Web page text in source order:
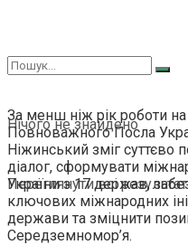
Нічого не знайдено
Переглянути всі
За менш ніж рік роботи
Повноважного Посла
Ніжинський зміг суттєво
діалог, сформувати
України з 17 держав,
ключових міжнародних
держави та зміцнити
Середземномор’я.